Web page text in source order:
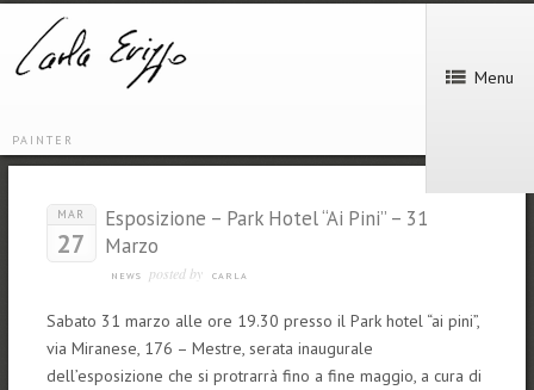
PAINTER
Menu
MAR
27
Esposizione – Park Hotel “Ai Pini” – 31
Marzo
NEWS posted by CARLA
Sabato 31 marzo alle ore 19.30 presso il Park hotel “ai pini”,
via Miranese, 176 – Mestre, serata inaugurale
dell’esposizione che si protrarrà fino a fine maggio, a cura di